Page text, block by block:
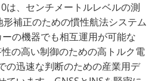
は、センチメートルレベルの測
形補正のための慣性航法システム
ーの機器でも相互運用が可能な
の高い制御のための高トルク電
の迅速な判断のための産業用デ